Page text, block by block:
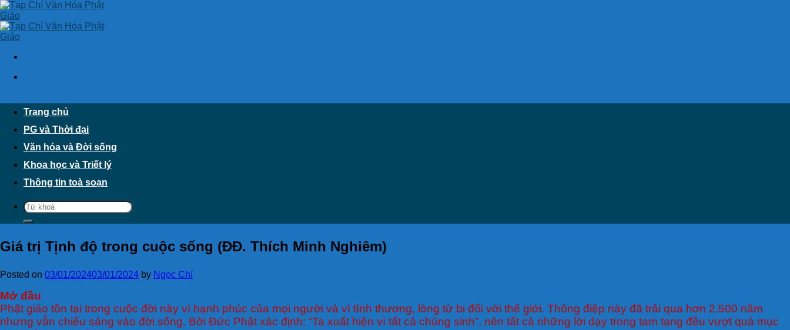
Skip
to
content
Trang chủ
PG và Thời đại
Văn hóa và Đời sống
Khoa học và Triết lý
Thông tin toà soạn
Giá trị Tịnh độ trong cuộc sống (ĐĐ. Thích Minh Nghiêm)
Posted on 03/01/202403/01/2024 by Ngọc Chí
Mở đầu
Phật giáo tồn tại trong cuộc đời này vì hạnh phúc của mọi người và vì tình thương, lòng từ bi đối với thế giới. Thông điệp này đã trải qua hơn 2.500 năm
nhưng vẫn chiếu sáng vào đời sống. Bởi Đức Phật xác định: “Ta xuất hiện vì tất cả chúng sinh”, nên tất cả những lời dạy trong tam tạng đều vượt quá mục